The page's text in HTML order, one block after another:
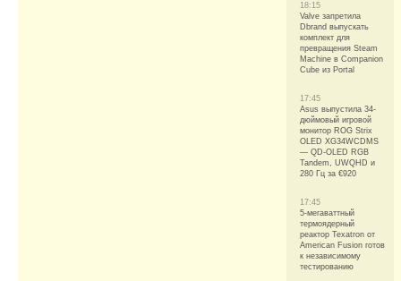
18:15
Valve запретила
Dbrand выпускать
комплект для
превращения Steam
Machine в Companion
Cube из Portal
17:45
Asus выпустила 34-
дюймовый игровой
монитор ROG Strix
OLED XG34WCDMS
— QD-OLED RGB
Tandem, UWQHD и
280 Гц за €920
17:45
5-мегаваттный
термоядерный
реактор Texatron от
American Fusion готов
к независимому
тестированию